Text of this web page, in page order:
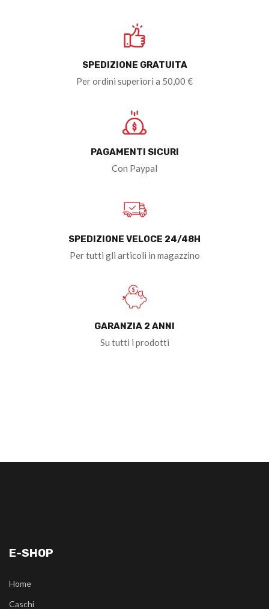
SPEDIZIONE GRATUITA
Per ordini superiori a 50,00 €
PAGAMENTI SICURI
Con Paypal
SPEDIZIONE VELOCE 24/48H
Per tutti gli articoli in magazzino
GARANZIA 2 ANNI
Su tutti i prodotti
E-SHOP
Home
Caschi